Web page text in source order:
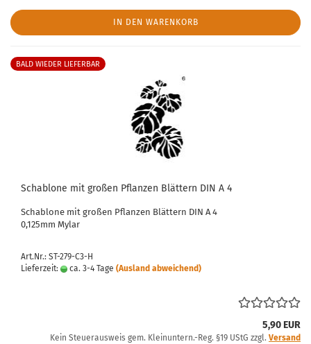
IN DEN WARENKORB
BALD WIEDER LIEFERBAR
Schablone mit großen Pflanzen Blättern DIN A 4
Schablone mit großen Pflanzen Blättern DIN A 4
0,125mm Mylar
Art.Nr.: ST-279-C3-H
Lieferzeit:
ca. 3-4 Tage (Ausland abweichend)
5,90 EUR
Kein Steuerausweis gem. Kleinuntern.-Reg. §19 UStG zzgl. Versand